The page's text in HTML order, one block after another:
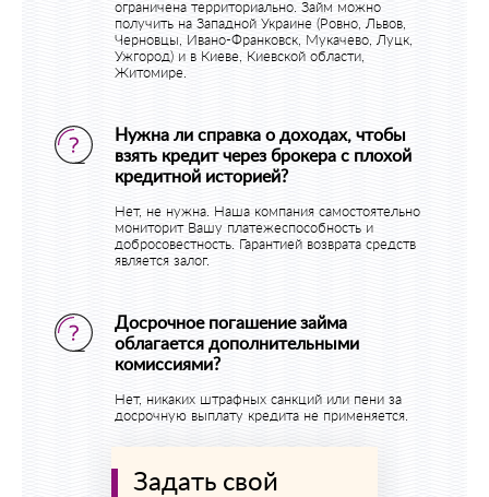
ограничена территориально. Займ можно
получить на Западной Украине (Ровно, Львов,
Черновцы, Ивано-Франковск, Мукачево, Луцк,
Ужгород) и в Киеве, Киевской области,
Житомире.
Нужна ли справка о доходах, чтобы
взять кредит через брокера с плохой
кредитной историей?
Нет, не нужна. Наша компания самостоятельно
мониторит Вашу платежеспособность и
добросовестность. Гарантией возврата средств
является залог.
Досрочное погашение займа
облагается дополнительными
комиссиями?
Нет, никаких штрафных санкций или пени за
досрочную выплату кредита не применяется.
Задать свой